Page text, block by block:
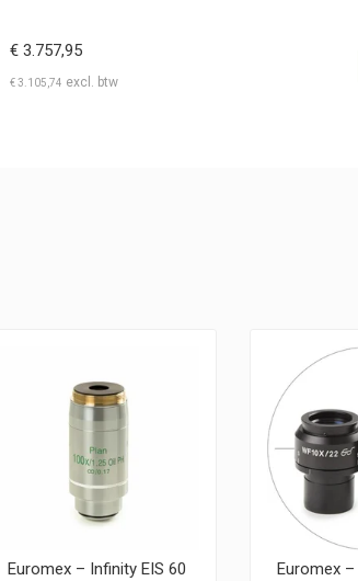
€ 3.757,95
€3.105,74
Euromex – Infinity EIS 60
Euromex